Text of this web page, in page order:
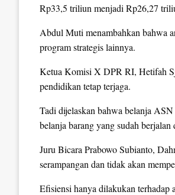
Rp33,5 triliun menjadi Rp26,27
Abdul Muti menambahkan bahwa
program strategis lainnya.
Ketua Komisi X DPR RI, Hetifah
pendidikan tetap terjaga.
Tadi dijelaskan bahwa belanja
belanja barang yang sudah
Juru Bicara Prabowo Subianto,
serampangan dan tidak akan
Efisiensi hanya dilakukan